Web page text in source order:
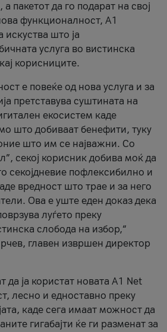
а пакетот да го подарат на свој
функционалност, А1
искуства што ја
услуга во вистинска
корисниците.
е повеќе од нова услуга и за
претставува суштината на
екосистем каде
што добиваат бенефити, туку
што им се најважни. Со
секој корисник добива моќ да
секојдневие пофлексибилно и
вредност што трае и за него
Ова е уште еден доказ дека
луѓето преку
слобода на избор,“
главен извршен директор
да ја користат новата А1 Net
лесно и едноставно преку
каде сега имаат можност да
гигабајти ќе ги разменат за